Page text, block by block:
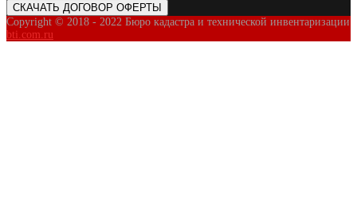
СКАЧАТЬ ДОГОВОР ОФЕРТЫ
Copyright © 2018 - 2022 Бюро кадастра и технической инвентаризации
bti.com.ru